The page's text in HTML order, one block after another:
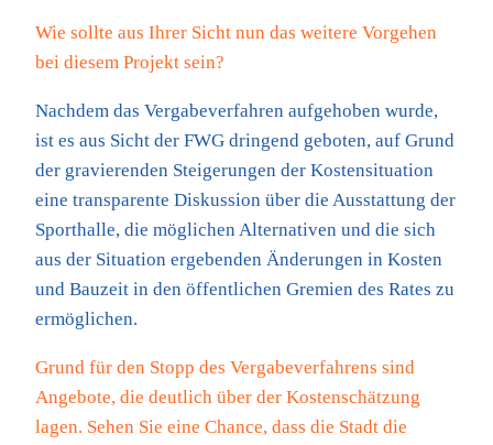
Wie sollte aus Ihrer Sicht nun das weitere Vorgehen
bei diesem Projekt sein?
Nachdem das Vergabeverfahren aufgehoben wurde,
ist es aus Sicht der FWG dringend geboten, auf Grund
der gravierenden Steigerungen der Kostensituation
eine transparente Diskussion über die Ausstattung der
Sporthalle, die möglichen Alternativen und die sich
aus der Situation ergebenden Änderungen in Kosten
und Bauzeit in den öffentlichen Gremien des Rates zu
ermöglichen.
Grund für den Stopp des Vergabeverfahrens sind
Angebote, die deutlich über der Kostenschätzung
lagen. Sehen Sie eine Chance, dass die Stadt die